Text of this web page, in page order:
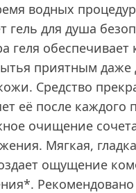
водных
гель для душа
геля
приятным даже
Средство
её после
очищение
Мягкая,
ощущение